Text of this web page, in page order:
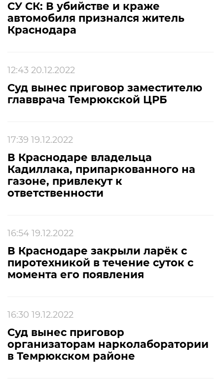
СУ СК: В убийстве и краже
автомобиля признался житель
Краснодара
12:43 20.12.2022
Суд вынес приговор заместителю
главврача Темрюкской ЦРБ
17:39 19.12.2022
В Краснодаре владельца
Кадиллака, припаркованного на
газоне, привлекут к
ответственности
16:54 19.12.2022
В Краснодаре закрыли ларёк с
пиротехникой в течение суток с
момента его появления
16:30 19.12.2022
Суд вынес приговор
организаторам нарколаборатории
в Темрюкском районе